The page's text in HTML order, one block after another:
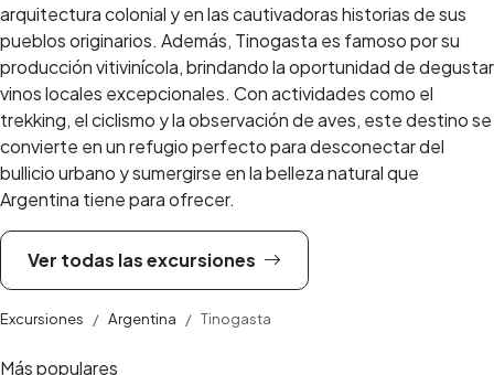
arquitectura colonial y en las cautivadoras historias de sus
pueblos originarios. Además, Tinogasta es famoso por su
producción vitivinícola, brindando la oportunidad de degustar
vinos locales excepcionales. Con actividades como el
trekking, el ciclismo y la observación de aves, este destino se
convierte en un refugio perfecto para desconectar del
bullicio urbano y sumergirse en la belleza natural que
Argentina tiene para ofrecer.
Ver todas las excursiones
Excursiones Argentina Tinogasta
Más populares